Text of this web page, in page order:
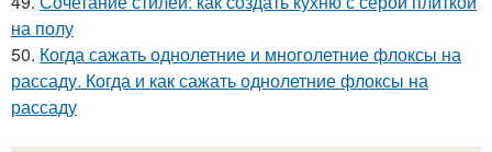
на полу
50. Когда сажать однолетние и многолетние флоксы на
рассаду. Когда и как сажать однолетние флоксы на
рассаду